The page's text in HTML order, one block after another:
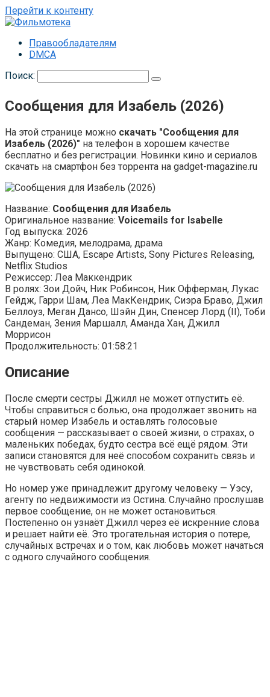
Перейти к контенту
Правообладателям
DMCA
Поиск:
Сообщения для Изабель (2026)
На этой странице можно скачать "Сообщения для
Изабель (2026)" на телефон в хорошем качестве
бесплатно и без регистрации. Новинки кино и сериалов
скачать на смартфон без торрента на gadget-magazine.ru
Название: Сообщения для Изабель
Оригинальное название: Voicemails for Isabelle
Год выпуска: 2026
Жанр: Комедия, мелодрама, драма
Выпущено: США, Escape Artists, Sony Pictures Releasing,
Netflix Studios
Режиссер: Леа Маккендрик
В ролях: Зои Дойч, Ник Робинсон, Ник Офферман, Лукас
Гейдж, Гарри Шам, Леа МакКендрик, Сиэра Браво, Джил
Беллоуз, Меган Дансо, Шэйн Дин, Спенсер Лорд (II), Тоби
Сандеман, Зения Маршалл, Аманда Хан, Джилл
Моррисон
Продолжительность: 01:58:21
Описание
После смерти сестры Джилл не может отпустить её.
Чтобы справиться с болью, она продолжает звонить на
старый номер Изабель и оставлять голосовые
сообщения — рассказывает о своей жизни, о страхах, о
маленьких победах, будто сестра всё ещё рядом. Эти
записи становятся для неё способом сохранить связь и
не чувствовать себя одинокой.
Но номер уже принадлежит другому человеку — Уэсу,
агенту по недвижимости из Остина. Случайно прослушав
первое сообщение, он не может остановиться.
Постепенно он узнаёт Джилл через её искренние слова
и решает найти её. Это трогательная история о потере,
случайных встречах и о том, как любовь может начаться
с одного случайного сообщения.